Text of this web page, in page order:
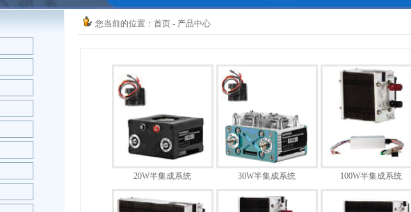
您当前的位置： 首页- 产品中心
20W半集成系统 30W半集成系统 100W半集成系统